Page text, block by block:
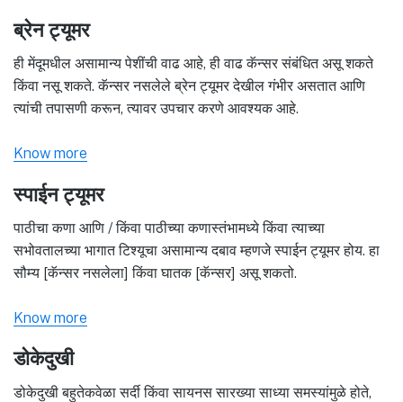
ब्रेन ट्यूमर
ही मेंदूमधील असामान्य पेशींची वाढ आहे, ही वाढ कॅन्सर संबंधित असू शकते
किंवा नसू शकते. कॅन्सर नसलेले ब्रेन ट्यूमर देखील गंभीर असतात आणि
त्यांची तपासणी करून, त्यावर उपचार करणे आवश्यक आहे.
Know more
स्पाईन ट्यूमर
पाठीचा कणा आणि / किंवा पाठीच्या कणास्तंभामध्ये किंवा त्याच्या
सभोवतालच्या भागात टिश्यूचा असामान्य दबाव म्हणजे स्पाईन ट्यूमर होय. हा
सौम्य [कॅन्सर नसलेला] किंवा घातक [कॅन्सर] असू शकतो.
Know more
डोकेदुखी
डोकेदुखी बहुतेकवेळा सर्दी किंवा सायनस सारख्या साध्या समस्यांमुळे होते,